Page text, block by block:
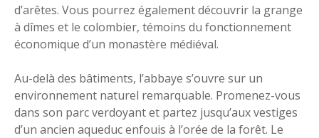
d’arêtes. Vous pourrez également découvrir la grange
à dîmes et le colombier, témoins du fonctionnement
économique d’un monastère médiéval.
Au-delà des bâtiments, l’abbaye s’ouvre sur un
environnement naturel remarquable. Promenez-vous
dans son parc verdoyant et partez jusqu’aux vestiges
d’un ancien aqueduc enfouis à l’orée de la forêt. Le